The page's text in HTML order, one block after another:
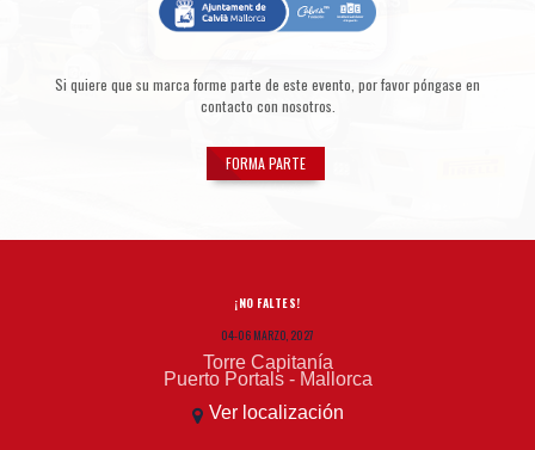
Si quiere que su marca forme parte de este evento, por favor póngase en
contacto con nosotros.
FORMA PARTE
¡NO FALTES!
04-06 MARZO, 2027
Torre Capitanía
Puerto Portals - Mallorca
Ver localización